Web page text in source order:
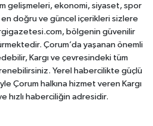
gelişmeleri, ekonomi, siyaset, spor
doğru ve güncel içerikleri sizlere
bölgenin güvenilir
Çorum’da yaşanan önemli
Kargı ve çevresindeki tüm
Yerel habercilikte güçlü
Çorum halkına hizmet veren Kargı
hızlı haberciliğin adresidir.